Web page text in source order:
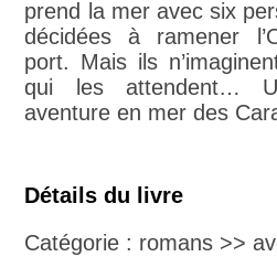
prend la mer avec six
décidées à ramener
port. Mais ils
qui les attendent…
aventure en mer des
Détails du livre
Catégorie : romans >>